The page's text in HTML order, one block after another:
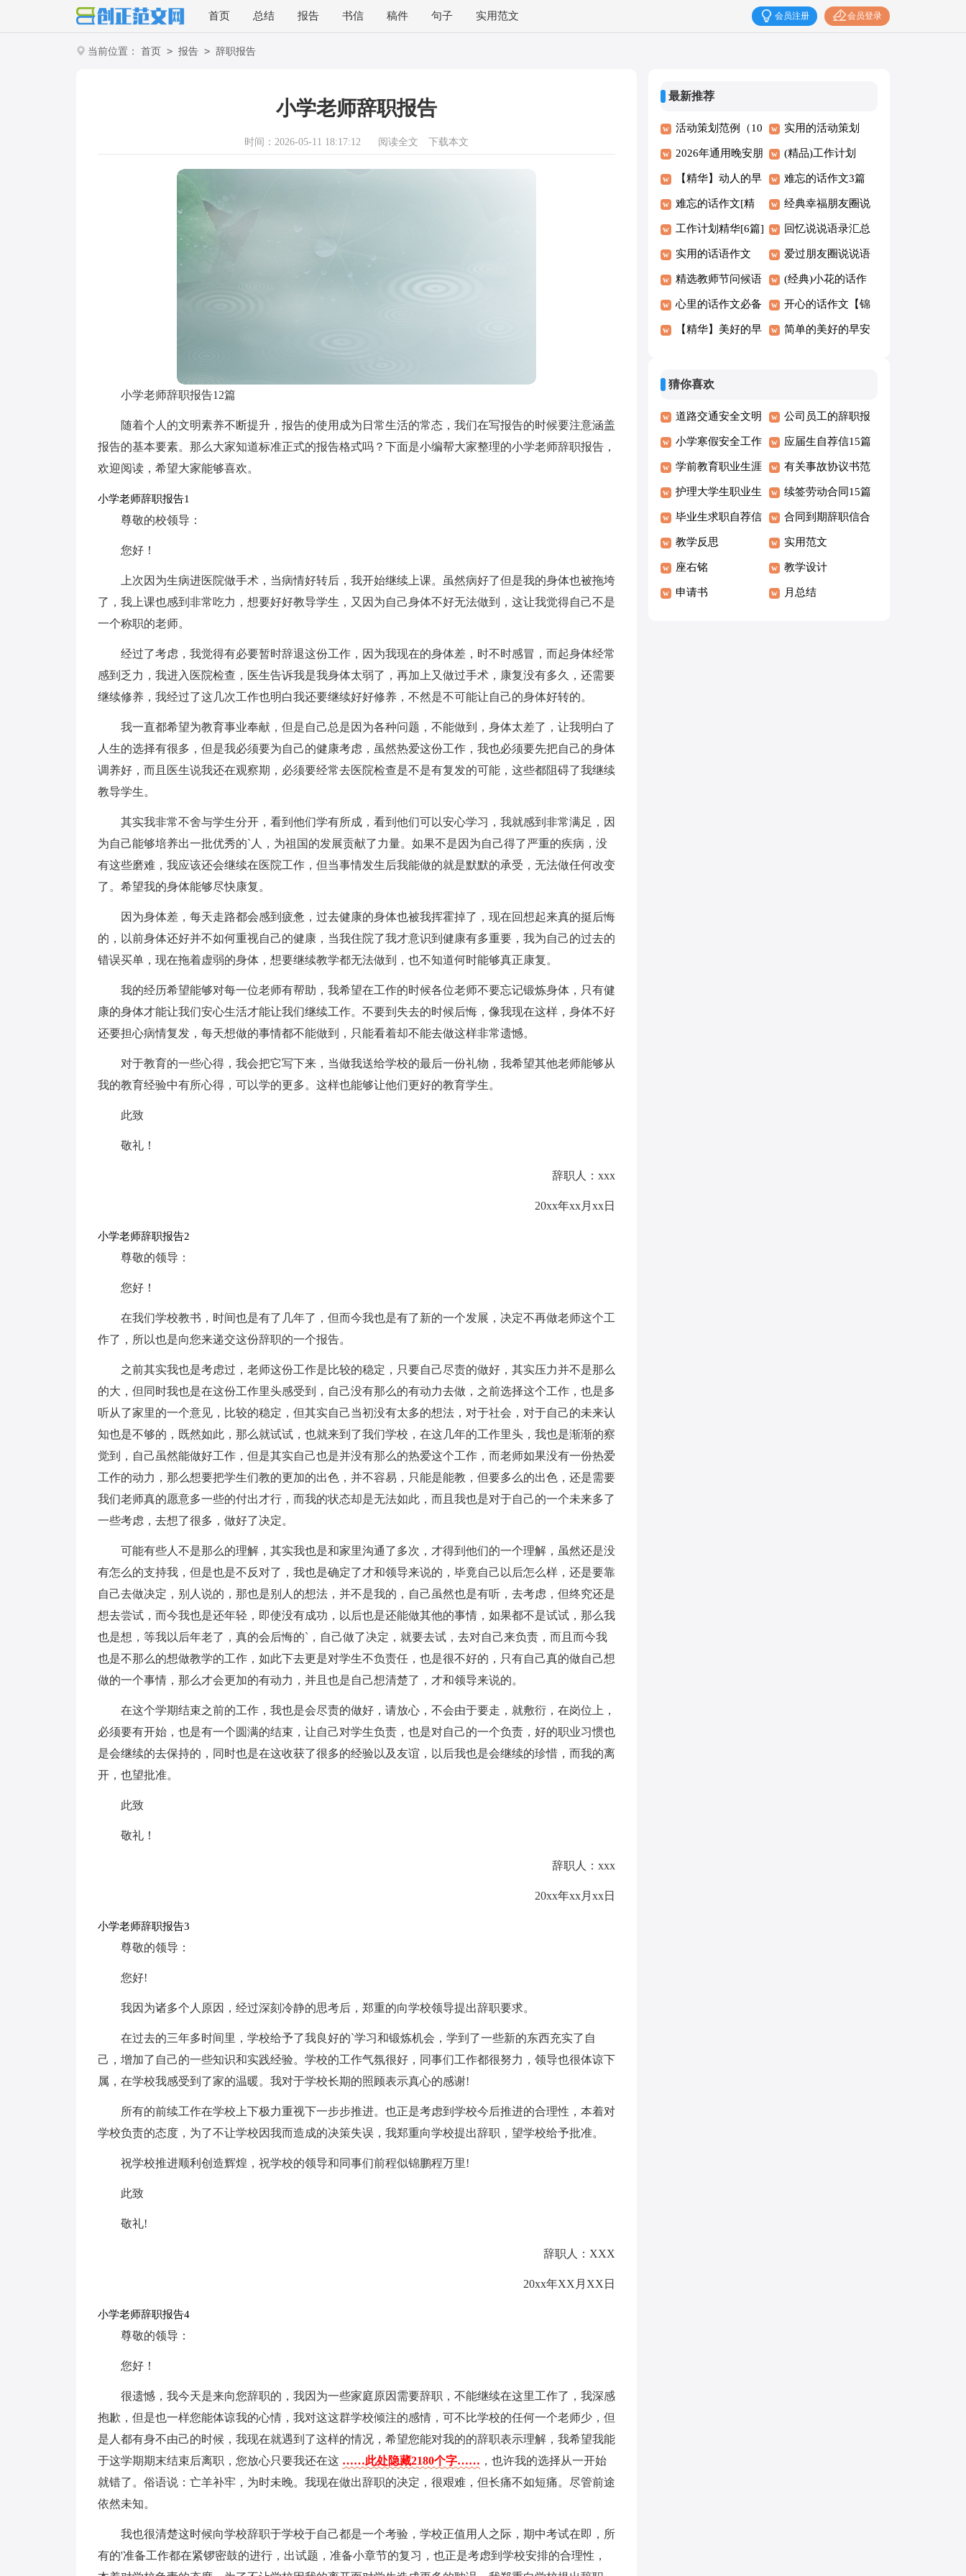
首页 总结 报告 书信 稿件 句子 实用范文 会员登录
会员注册
当前位置： 首页 > 报告 > 辞职报告
小学老师辞职报告
时间：2026-05-11 18:17:12 阅读全文 下载本文
小学老师辞职报告12篇
随着个人的文明素养不断提升，报告的使用成为日常生活的常态，我们在写报告的时候要注意涵盖
报告的基本要素。那么大家知道标准正式的报告格式吗？下面是小编帮大家整理的小学老师辞职报告，
欢迎阅读，希望大家能够喜欢。
小学老师辞职报告1
尊敬的校领导：
您好！
上次因为生病进医院做手术，当病情好转后，我开始继续上课。虽然病好了但是我的身体也被拖垮
了，我上课也感到非常吃力，想要好好教导学生，又因为自己身体不好无法做到，这让我觉得自己不是
一个称职的老师。
经过了考虑，我觉得有必要暂时辞退这份工作，因为我现在的身体差，时不时感冒，而起身体经常
感到乏力，我进入医院检查，医生告诉我是我身体太弱了，再加上又做过手术，康复没有多久，还需要
继续修养，我经过了这几次工作也明白我还要继续好好修养，不然是不可能让自己的身体好转的。
我一直都希望为教育事业奉献，但是自己总是因为各种问题，不能做到，身体太差了，让我明白了
人生的选择有很多，但是我必须要为自己的健康考虑，虽然热爱这份工作，我也必须要先把自己的身体
调养好，而且医生说我还在观察期，必须要经常去医院检查是不是有复发的可能，这些都阻碍了我继续
教导学生。
其实我非常不舍与学生分开，看到他们学有所成，看到他们可以安心学习，我就感到非常满足，因
为自己能够培养出一批优秀的`人，为祖国的发展贡献了力量。如果不是因为自己得了严重的疾病，没
有这些磨难，我应该还会继续在医院工作，但当事情发生后我能做的就是默默的承受，无法做任何改变
了。希望我的身体能够尽快康复。
因为身体差，每天走路都会感到疲惫，过去健康的身体也被我挥霍掉了，现在回想起来真的挺后悔
的，以前身体还好并不如何重视自己的健康，当我住院了我才意识到健康有多重要，我为自己的过去的
错误买单，现在拖着虚弱的身体，想要继续教学都无法做到，也不知道何时能够真正康复。
我的经历希望能够对每一位老师有帮助，我希望在工作的时候各位老师不要忘记锻炼身体，只有健
康的身体才能让我们安心生活才能让我们继续工作。不要到失去的时候后悔，像我现在这样，身体不好
还要担心病情复发，每天想做的事情都不能做到，只能看着却不能去做这样非常遗憾。
对于教育的一些心得，我会把它写下来，当做我送给学校的最后一份礼物，我希望其他老师能够从
我的教育经验中有所心得，可以学的更多。这样也能够让他们更好的教育学生。
此致
敬礼！
辞职人：xxx
20xx年xx月xx日
小学老师辞职报告2
尊敬的领导：
您好！
在我们学校教书，时间也是有了几年了，但而今我也是有了新的一个发展，决定不再做老师这个工
作了，所以也是向您来递交这份辞职的一个报告。
之前其实我也是考虑过，老师这份工作是比较的稳定，只要自己尽责的做好，其实压力并不是那么
的大，但同时我也是在这份工作里头感受到，自己没有那么的有动力去做，之前选择这个工作，也是多
听从了家里的一个意见，比较的稳定，但其实自己当初没有太多的想法，对于社会，对于自己的未来认
知也是不够的，既然如此，那么就试试，也就来到了我们学校，在这几年的工作里头，我也是渐渐的察
觉到，自己虽然能做好工作，但是其实自己也是并没有那么的热爱这个工作，而老师如果没有一份热爱
工作的动力，那么想要把学生们教的更加的出色，并不容易，只能是能教，但要多么的出色，还是需要
我们老师真的愿意多一些的付出才行，而我的状态却是无法如此，而且我也是对于自己的一个未来多了
一些考虑，去想了很多，做好了决定。
可能有些人不是那么的理解，其实我也是和家里沟通了多次，才得到他们的一个理解，虽然还是没
有怎么的支持我，但是也是不反对了，我也是确定了才和领导来说的，毕竟自己以后怎么样，还是要靠
自己去做决定，别人说的，那也是别人的想法，并不是我的，自己虽然也是有听，去考虑，但终究还是
想去尝试，而今我也是还年轻，即使没有成功，以后也是还能做其他的事情，如果都不是试试，那么我
也是想，等我以后年老了，真的会后悔的`，自己做了决定，就要去试，去对自己来负责，而且而今我
也是不那么的想做教学的工作，如此下去更是对学生不负责任，也是很不好的，只有自己真的做自己想
做的一个事情，那么才会更加的有动力，并且也是自己想清楚了，才和领导来说的。
在这个学期结束之前的工作，我也是会尽责的做好，请放心，不会由于要走，就敷衍，在岗位上，
必须要有开始，也是有一个圆满的结束，让自己对学生负责，也是对自己的一个负责，好的职业习惯也
是会继续的去保持的，同时也是在这收获了很多的经验以及友谊，以后我也是会继续的珍惜，而我的离
开，也望批准。
此致
敬礼！
辞职人：xxx
20xx年xx月xx日
小学老师辞职报告3
尊敬的领导：
您好!
我因为诸多个人原因，经过深刻冷静的思考后，郑重的向学校领导提出辞职要求。
在过去的三年多时间里，学校给予了我良好的`学习和锻炼机会，学到了一些新的东西充实了自
己，增加了自己的一些知识和实践经验。学校的工作气氛很好，同事们工作都很努力，领导也很体谅下
属，在学校我感受到了家的温暖。我对于学校长期的照顾表示真心的感谢!
所有的前续工作在学校上下极力重视下一步步推进。也正是考虑到学校今后推进的合理性，本着对
学校负责的态度，为了不让学校因我而造成的决策失误，我郑重向学校提出辞职，望学校给予批准。
祝学校推进顺利创造辉煌，祝学校的领导和同事们前程似锦鹏程万里!
此致
敬礼!
辞职人：XXX
20xx年XX月XX日
小学老师辞职报告4
尊敬的领导：
您好！
很遗憾，我今天是来向您辞职的，我因为一些家庭原因需要辞职，不能继续在这里工作了，我深感
抱歉，但是也一样您能体谅我的心情，我对这这群学校倾注的感情，可不比学校的任何一个老师少，但
是人都有身不由己的时候，我现在就遇到了这样的情况，希望您能对我的的辞职表示理解，我希望我能
于这学期期末结束后离职，您放心只要我还在这 ……此处隐藏2180个字…… ，也许我的选择从一开始
就错了。俗语说：亡羊补牢，为时未晚。我现在做出辞职的决定，很艰难，但长痛不如短痛。尽管前途
依然未知。
我也很清楚这时候向学校辞职于学校于自己都是一个考验，学校正值用人之际，期中考试在即，所
有的'准备工作都在紧锣密鼓的进行，出试题，准备小章节的复习，也正是考虑到学校安排的合理性，
最新推荐
活动策划范例（10
篇）
实用的活动策划
(精品3篇)
2026年通用晚安朋
友圈问候语46句
(精品)工作计划
【精华】动人的早
安QQ问候语汇编
48句
难忘的话作文3篇
【优选】
难忘的话作文[精
华5篇]
经典幸福朋友圈说
说句子汇总（通用
80句）
工作计划精华[6篇] 回忆说说语录汇总
80句
实用的话语作文 爱过朋友圈说说语
录（通用40句）
精选教师节问候语
44条
(经典)小花的话作
文9篇
心里的话作文必备
(4篇)
开心的话作文【锦
集10篇】
【精华】美好的早
43句
简单的美好的早安
猜你喜欢
道路交通安全文明
承诺书
公司员工的辞职报
告
小学寒假安全工作
自查报告2篇
应届生自荐信15篇
学前教育职业生涯
规划书15篇
有关事故协议书范
文集合5篇
护理大学生职业生
涯规划书范文
续签劳动合同15篇
毕业生求职自荐信
汇编15篇
合同到期辞职信合
集15篇
教学反思 实用范文
座右铭 教学设计
申请书 月总结